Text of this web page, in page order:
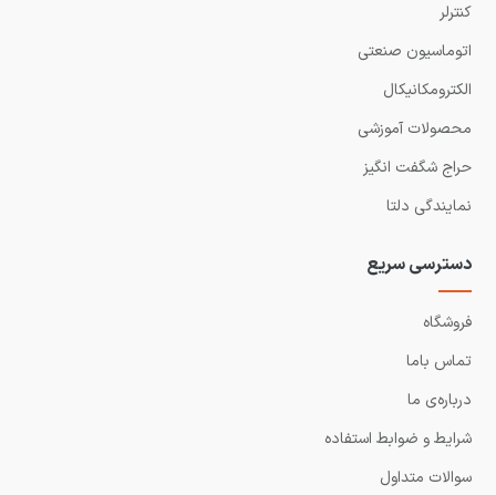
کنترلر
اتوماسیون صنعتی
الکترومکانیکال
محصولات آموزشی
حراج شگفت انگیز
نمایندگی دلتا
دسترسی سریع
فروشگاه
تماس باما
درباره‌ی ما
شرایط و ضوابط استفاده
سوالات متداول